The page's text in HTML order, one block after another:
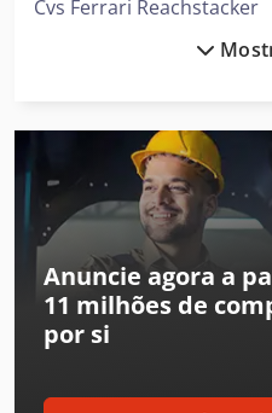
Cvs Ferrari Reachstacker
Daikin Ar Condicionado
Ford Tipper
Gea Decantador
Gea Mixer
Grasso Compressor
Ingersoll Rand Compressor
Jungheinrich
Anuncie agora a
11 milhões de
por si